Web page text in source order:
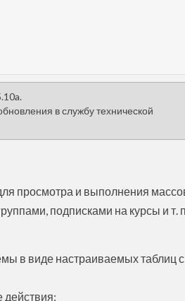
10a.
в службу технической
просмотра и выполнения
подписками на курсы и т.
в виде настраиваемых таблиц с